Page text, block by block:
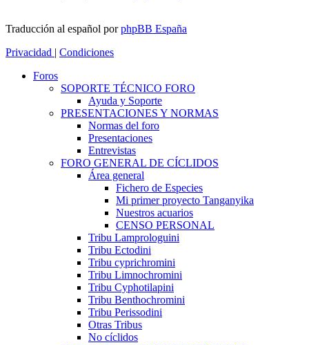
Traducción al español porphpBB España
Privacidad | Condiciones
Foros
SOPORTE TÉCNICO FORO
Ayuda y Soporte
PRESENTACIONES Y NORMAS
Normas del foro
Presentaciones
Entrevistas
FORO GENERAL DE CÍCLIDOS
Área general
Fichero de Especies
Mi primer proyecto Tanganyika
Nuestros acuarios
CENSO PERSONAL
Tribu Lamprologuini
Tribu Ectodini
Tribu cyprichromini
Tribu Limnochromini
Tribu Cyphotilapini
Tribu Benthochromini
Tribu Perissodini
Otras Tribus
No cíclidos